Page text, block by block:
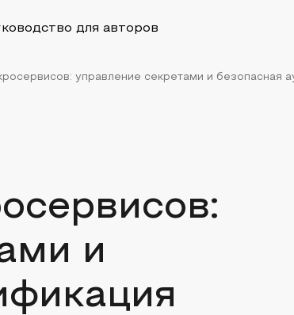
для авторов
управление секретами и безопасная
и